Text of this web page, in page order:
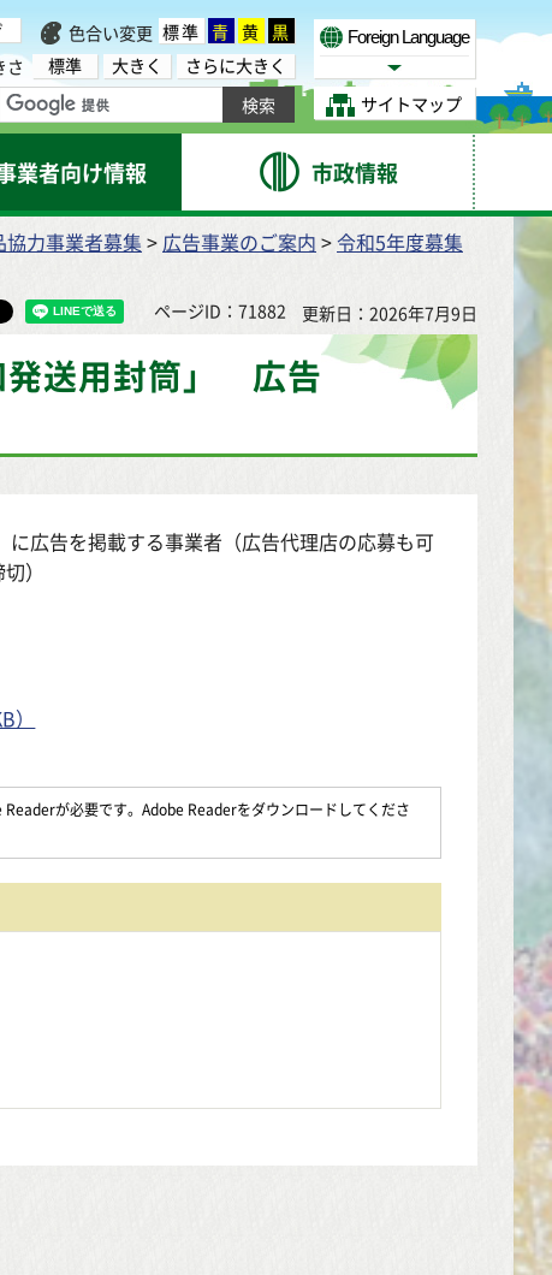
色合い変更 標準 青 黄 黒
さ
標準 大きく
さらに大きく
Foreign Language
Select Language
サイトマップ
業者向け情報 市政情報
力事業者募集 > 広告事業のご案内 >令和5年度募集
ページID：71882 更新日：2026年7月9日
発送用封筒」 広告
広告を掲載する事業者（広告代理店の応募も可
）
が必要です。Adobe Readerをダウンロードしてくださ